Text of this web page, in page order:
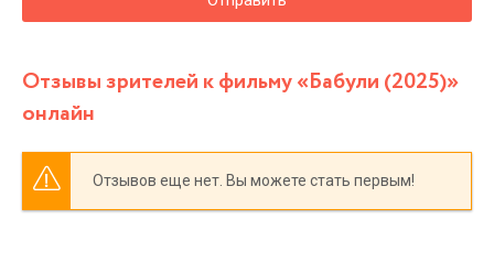
Отзывы зрителей к фильму «Бабули (2025)»
онлайн
Отзывов еще нет. Вы можете стать первым!